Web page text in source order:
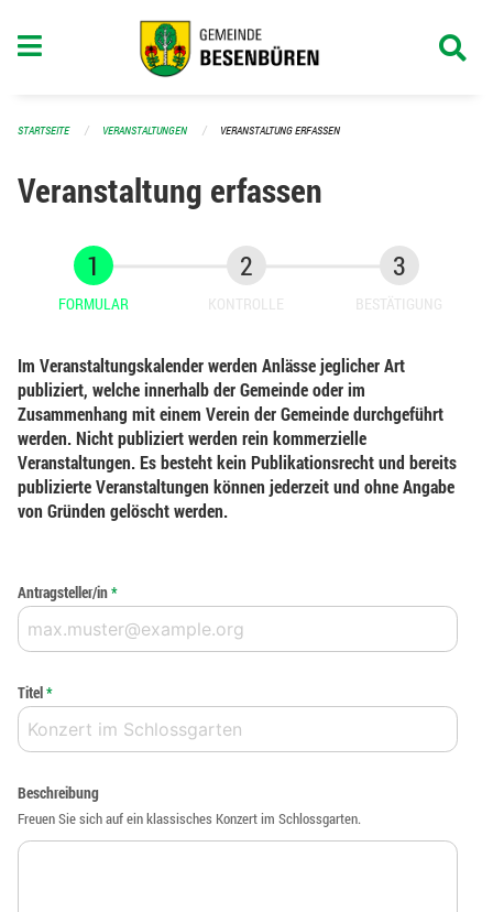
STARTSEITE VERANSTALTUNGEN VERANSTALTUNG ERFASSEN
Veranstaltung erfassen
FORMULAR KONTROLLE BESTÄTIGUNG
Im Veranstaltungskalender werden Anlässe jeglicher Art
publiziert, welche innerhalb der Gemeinde oder im
Zusammenhang mit einem Verein der Gemeinde durchgeführt
werden. Nicht publiziert werden rein kommerzielle
Veranstaltungen. Es besteht kein Publikationsrecht und bereits
publizierte Veranstaltungen können jederzeit und ohne Angabe
von Gründen gelöscht werden.
Antragsteller/in*
Titel*
Beschreibung
Freuen Sie sich auf ein klassisches Konzert im Schlossgarten.